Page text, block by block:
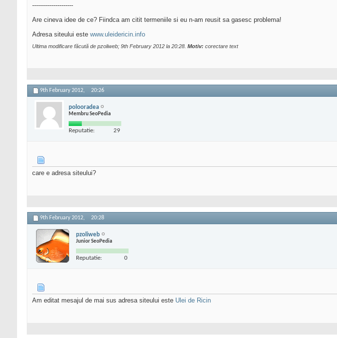
---------------------
Are cineva idee de ce? Fiindca am citit termeniile si eu n-am reusit sa gasesc problema!
Adresa siteului este www.uleidericin.info
Ultima modificare făcută de pzoliweb; 9th February 2012 la 20:28 Motiv: corectare text
9th February 2012, 20:26
polooradea
Membru SeoPedia
Reputatie: 29
care e adresa siteului?
9th February 2012, 20:28
pzoliweb
Junior SeoPedia
Reputatie: 0
Am editat mesajul de mai sus adresa siteului este Ulei de Ricin